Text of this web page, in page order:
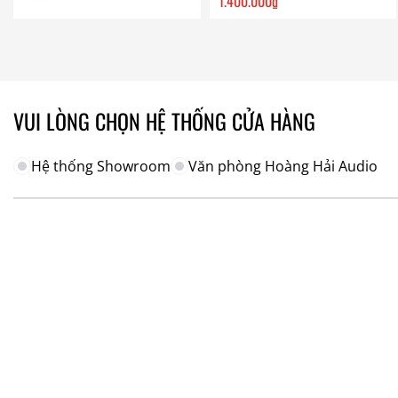
VUI LÒNG CHỌN HỆ THỐNG CỬA HÀNG
Hệ thống Showroom Văn phòng Hoàng Hải Audio